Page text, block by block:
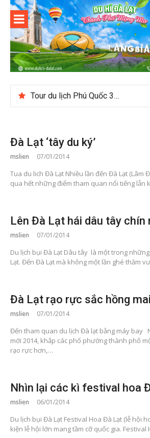
Skip
content
Tour du lịch Phú Quốc 3N3D: Hành trình khám phá đảo Ngọc
Đà Lạt ‘tây du ký’
mslien 07/01/2014
Tua du lich Đà Lạt Nhiều lần đến Đà Lạt (Lâm
qua hết những điểm tham quan nổi tiếng lẫn
Lên Đà Lạt hái dâu tây chín
mslien 07/01/2014
Du lịch bụi Đà Lạt Dâu tây là một trong
Lạt. Đến Đà Lạt mà không một lần ghé thăm
Đà Lạt rạo rực sắc hồng
mslien 07/01/2014
Đến tham quan du lịch Đà lạt bằng máy bay
mới 2014, khắp các phố phường thành phố
rạo rực hơn,…
Nhìn lại các kì festival hoa
mslien 06/01/2014
Du lịch bụi Đà Lạt Festival Hoa Đà Lạt (lễ hội
kiện lễ hội lớn mang tầm cỡ quốc gia.